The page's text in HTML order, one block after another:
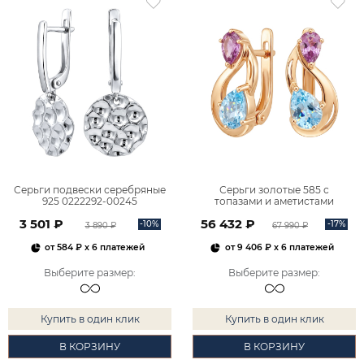
Серьги подвески серебряные
925 0222292-00245
3 501 ₽ 3 890 ₽ -10%
от584 ₽ x 6 платежей
Выберите размер:
Купить в один клик
В КОРЗИНУ
Серьги золотые 585 с
топазами и аметистами
56 432 ₽ 67 990 ₽ -17%
от9 406 ₽x 6 платежей
Выберите размер:
Купить в один клик
В КОРЗИНУ